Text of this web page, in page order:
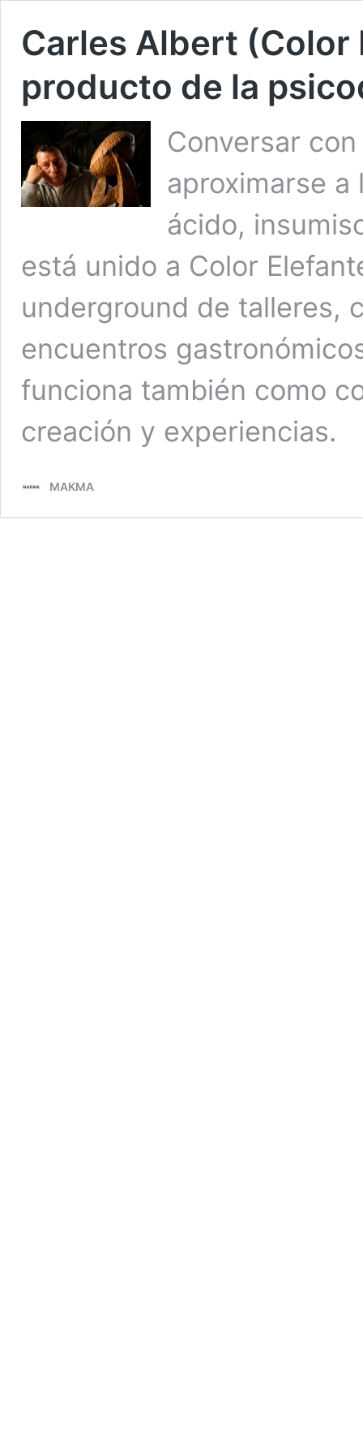
Carles Albert (Color
producto de la
Conversar
aproximarse
ácido,
está unido a Color
underground de talleres,
encuentros
funciona también como
creación y experiencias.
MAKMA